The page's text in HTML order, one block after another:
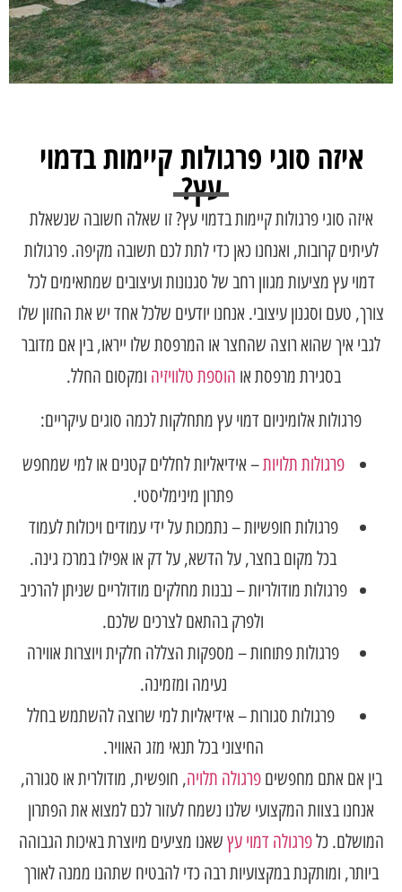
איזה סוגי פרגולות קיימות בדמוי
עץ?
איזה סוגי פרגולות קיימות בדמוי עץ? זו שאלה חשובה שנשאלת
לעיתים קרובות, ואנחנו כאן כדי לתת לכם תשובה מקיפה. פרגולות
דמוי עץ מציעות מגוון רחב של סגנונות ועיצובים שמתאימים לכל
צורך, טעם וסגנון עיצובי. אנחנו יודעים שלכל אחד יש את החזון שלו
לגבי איך שהוא רוצה שהחצר או המרפסת שלו ייראו, בין אם מדובר
בסגירת מרפסת או הוספת טלוויזיה ומקסום החלל.
פרגולות אלומיניום דמוי עץ מתחלקות לכמה סוגים עיקריים:
פרגולות תלויות– ​​אידיאליות לחללים קטנים או למי שמחפש
פתרון מינימליסטי.
פרגולות חופשיות – נתמכות על ידי עמודים ויכולות לעמוד
בכל מקום בחצר, על הדשא, על דק או אפילו במרכז גינה.
פרגולות מודולריות – נבנות מחלקים מודולריים שניתן להרכיב
ולפרק בהתאם לצרכים שלכם.
פרגולות פתוחות – מספקות הצללה חלקית ויוצרות אווירה
נעימה ומזמינה.
פרגולות סגורות – אידיאליות למי שרוצה להשתמש בחלל
החיצוני בכל תנאי מזג האוויר.
בין אם אתם מחפשיםפרגולה תלויה, חופשית, מודולרית או סגורה,
אנחנו בצוות המקצועי שלנו נשמח לעזור לכם למצוא את הפתרון
המושלם. כלפרגולה דמוי עץ שאנו מציעים מיוצרת באיכות הגבוהה
ביותר, ומותקנת במקצועיות רבה כדי להבטיח שתהנו ממנה לאורך